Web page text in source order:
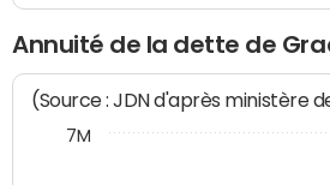
Annuité de la dette de
(Source : JDN d'après ministère
7M